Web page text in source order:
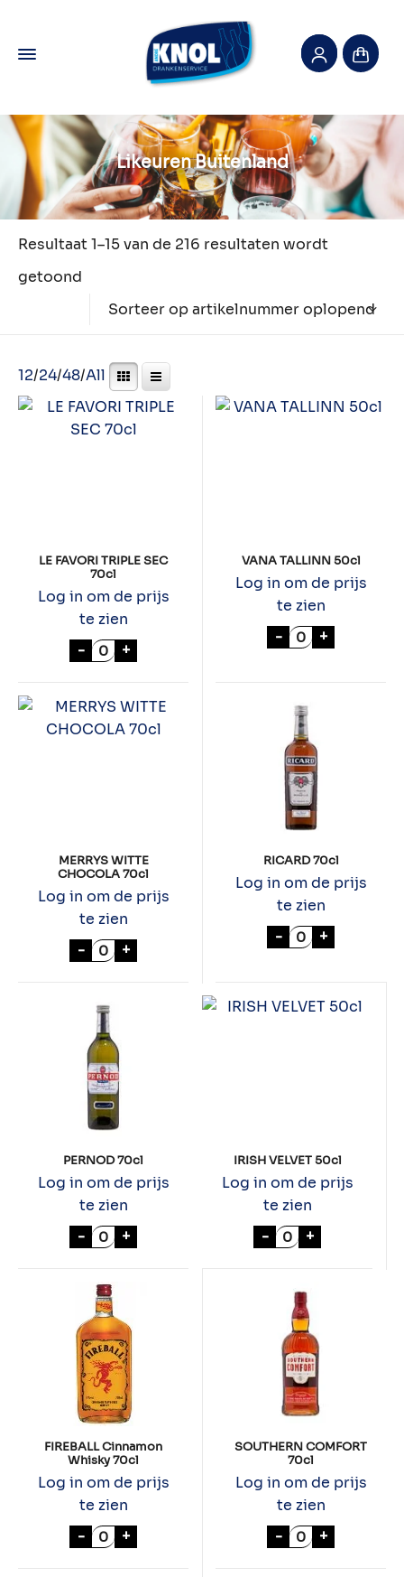
Likeuren Buitenland
Resultaat 1–15 van de 216 resultaten wordt
getoond
Sorteer op artikelnummer oplopend
12/24/48/All
LE FAVORI TRIPLE SEC
70cl
Log in om de prijs
te zien
- LE FAVORI TRIPLE SEC 70cl aantal
+
VANA TALLINN 50cl
Log in om de prijs
te zien
- VANA
+
MERRYS WITTE
CHOCOLA 70cl
Log in om de prijs
te zien
- MERRYS WITTE CHOCOLA 70cl aantal
+
RICARD 70cl
Log in om de prijs
te zien
- RICARD 70cl
+
PERNOD 70cl
Log in om de prijs
te zien
- PERNOD 70cl aantal
+
IRISH VELVET 50cl
Log in om de prijs
te zien
- IRISH VELVET
+
FIREBALL Cinnamon
Whisky 70cl
Log in om de prijs
te zien
- FIREBALL Cinnamon Whisky 70cl aantal
+
SOUTHERN COMFORT
70cl
Log in om de prijs
te zien
- SOUTHERN
+